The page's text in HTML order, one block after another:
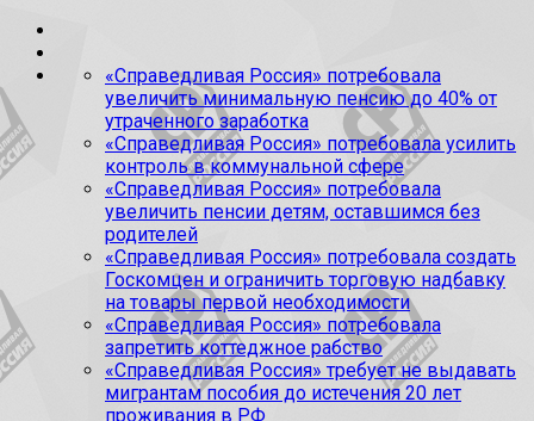
«Справедливая Россия» потребовала
увеличить минимальную пенсию до 40% от
утраченного заработка
«Справедливая Россия» потребовала усилить
контроль в коммунальной сфере
«Справедливая Россия» потребовала
увеличить пенсии детям, оставшимся без
родителей
«Справедливая Россия» потребовала создать
Госкомцен и ограничить торговую надбавку
на товары первой необходимости
«Справедливая Россия» потребовала
запретить коттеджное рабство
«Справедливая Россия» требует не выдавать
мигрантам пособия до истечения 20 лет
проживания в РФ